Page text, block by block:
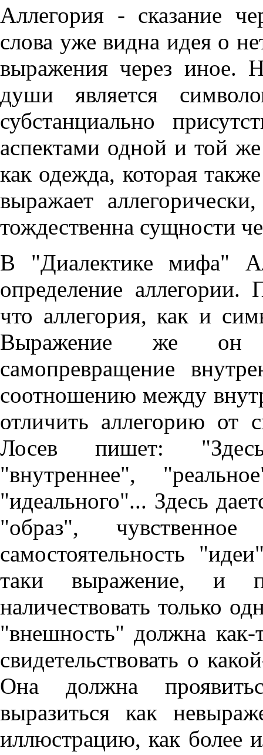
Аллегория - сказание
слова уже видна идея о
выражения через иное.
души является
субстанциально
аспектами одной и той
как одежда, которая
выражает
тождественна сущности
В "Диалектике мифа"
определение аллегории.
что аллегория, как и
Выражение же он
самопревращение
соотношению между
отличить аллегорию от
Лосев пишет:
"внутреннее",
"идеального"... Здесь
"образ",
самостоятельность
таки выражение, и
наличествовать только
"внешность" должна как-
свидетельствовать о
Она должна
выразиться как
иллюстрацию, как более